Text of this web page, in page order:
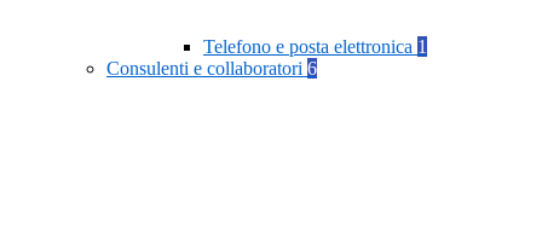
Telefono e posta elettronica 1
Consulenti e collaboratori 6